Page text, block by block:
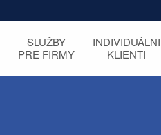
SLUŽBY
PRE FIRMY
INDIVIDUÁLNI
KLIENTI